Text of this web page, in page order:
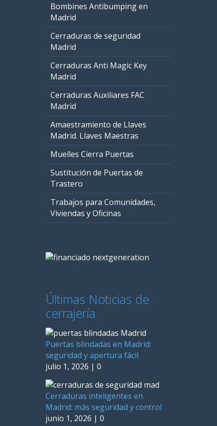
Bombines Antibumping en
Madrid
Cerraduras de seguridad
Madrid
Cerraduras Anti Magic Key
Madrid
Cerraduras Auxiliares FAC
Madrid
Amaestramiento de Llaves
Madrid. Llaves Maestras
Muelles Cierra Puertas
Sustitución de Puertas de
Trastero
Trabajos para Comunidades,
Viviendas y Oficinas
Últimas Noticias de
cerrajería
Puertas blindadas en Madrid:
seguridad y apertura fácil
julio 1, 2026 | 0
Cerraduras inteligentes en
Madrid: más seguridad y control
junio 1, 2026 | 0